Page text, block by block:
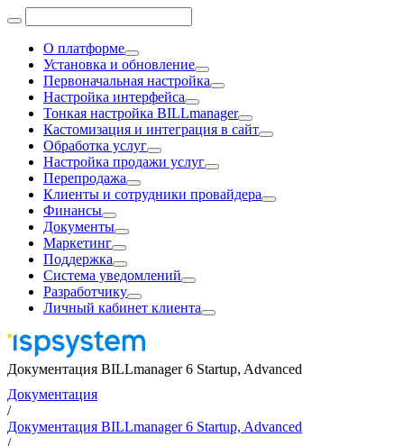
О платформе
Установка и обновление
Первоначальная настройка
Настройка интерфейса
Тонкая настройка BILLmanager
Кастомизация и интеграция в сайт
Обработка услуг
Настройка продажи услуг
Перепродажа
Клиенты и сотрудники провайдера
Финансы
Документы
Маркетинг
Поддержка
Система уведомлений
Разработчику
Личный кабинет клиента
Документация BILLmanager 6 Startup, Advanced
Документация
/
Документация BILLmanager 6 Startup, Advanced
/